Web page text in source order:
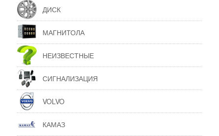
ДИСК
МАГНИТОЛА
НЕИЗВЕСТНЫЕ
СИГНАЛИЗАЦИЯ
VOLVO
КАМАЗ